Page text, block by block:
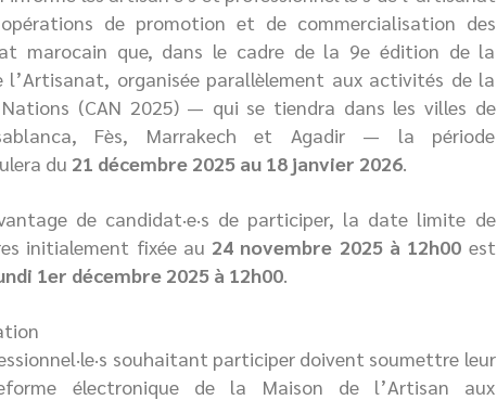
opérations de promotion et de commercialisation des
marocain que, dans le cadre de la 9e édition de la
l’Artisanat, organisée parallèlement aux activités de la
Nations (CAN 2025) — qui se tiendra dans les villes de
Fès, Marrakech et Agadir — la période
du 21 décembre 2025 au 18 janvier 2026.
de candidat·e·s de participer, la date limite de
initialement fixée au 24 novembre 2025 à 12h00 est
1er décembre 2025 à 12h00.
souhaitant participer doivent soumettre leur
électronique de la Maison de l’Artisan aux